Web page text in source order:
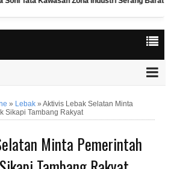
» Lebak »Aktivis Lebak Selatan Minta
Sikapi Tambang Rakyat
Minta Pemerintah